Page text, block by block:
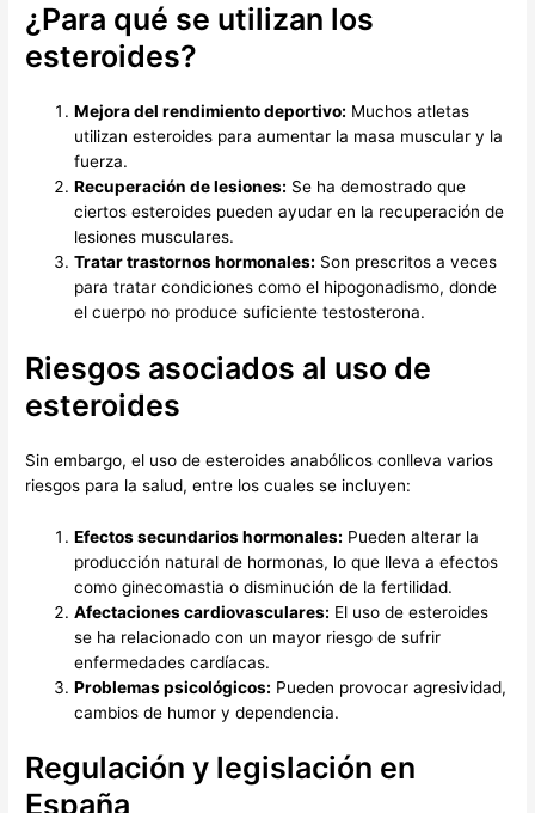
¿Para qué se utilizan los
esteroides?
Mejora del rendimiento deportivo: Muchos atletas
utilizan esteroides para aumentar la masa muscular y la
fuerza.
Recuperación de lesiones: Se ha demostrado que
ciertos esteroides pueden ayudar en la recuperación de
lesiones musculares.
Tratar trastornos hormonales: Son prescritos a veces
para tratar condiciones como el hipogonadismo, donde
el cuerpo no produce suficiente testosterona.
Riesgos asociados al uso de
esteroides
Sin embargo, el uso de esteroides anabólicos conlleva varios
riesgos para la salud, entre los cuales se incluyen:
Efectos secundarios hormonales: Pueden alterar la
producción natural de hormonas, lo que lleva a efectos
como ginecomastia o disminución de la fertilidad.
Afectaciones cardiovasculares: El uso de esteroides
se ha relacionado con un mayor riesgo de sufrir
enfermedades cardíacas.
Problemas psicológicos: Pueden provocar agresividad,
cambios de humor y dependencia.
Regulación y legislación en
España